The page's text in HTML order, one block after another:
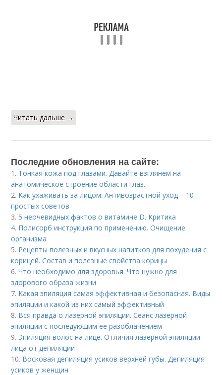
Читать дальше →
Последние обновления на сайте:
1. Тонкая кожа под глазами. Давайте взглянем на
анатомическое строение области глаз.
2. Как ухаживать за лицом. Антивозрастной уход – 10
простых советов
3. 5 неочевидных фактов о витамине D. Критика
4. Полисорб инструкция по применению. Очищение
организма
5. Рецепты полезных и вкусных напитков для похудения с
корицей. Состав и полезные свойства корицы
6.Что необходимо для здоровья. Что нужно для
здорового образа жизни
7. Какая эпиляция самая эффективная и безопасная. Виды
эпиляции и какой из них самый эффективный
8. Вся правда о лазерной эпиляции. Сеанс лазерной
эпиляции с последующим ее разоблачением
9. Эпиляция волос на лице. Отличия лазерной эпиляции
лица от депиляции
10. Восковая депиляция усиков верхней губы. Депиляция
усиков у женщин